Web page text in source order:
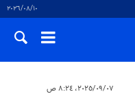
١٠‏/٠٨‏/٢٠٢٦
٠٧‏/٠٩‏/٢٠٢٥، ٨:٢٤ ص